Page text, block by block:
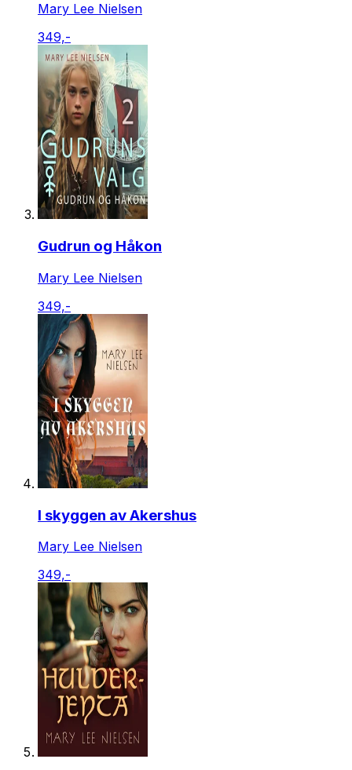
Mary Lee Nielsen
349,-
Gudrun og Håkon
Mary Lee Nielsen
349,-
I skyggen av Akershus
Mary Lee Nielsen
349,-